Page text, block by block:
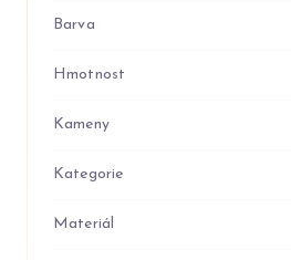
Barva
Hmotnost
Kameny
Kategorie
Materiál